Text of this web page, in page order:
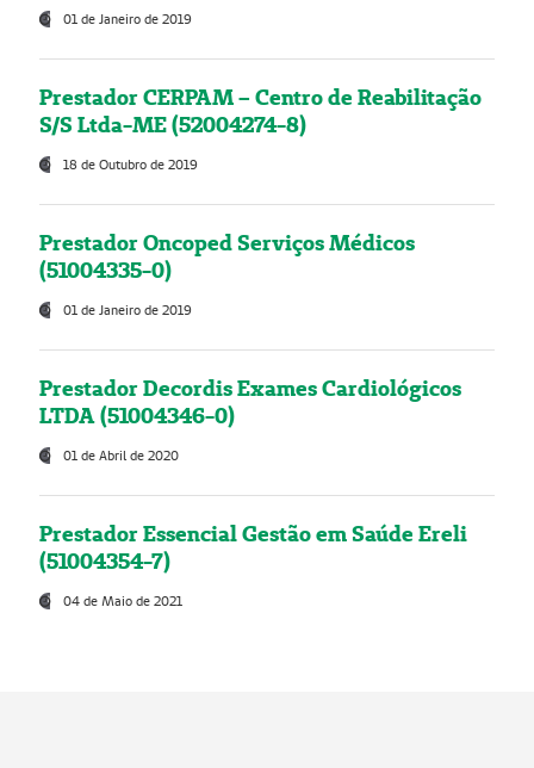
01 de Janeiro de 2019
Prestador CERPAM – Centro de Reabilitação
S/S Ltda-ME (52004274-8)
18 de Outubro de 2019
Prestador Oncoped Serviços Médicos
(51004335-0)
01 de Janeiro de 2019
Prestador Decordis Exames Cardiológicos
LTDA (51004346-0)
01 de Abril de 2020
Prestador Essencial Gestão em Saúde Ereli
(51004354-7)
04 de Maio de 2021